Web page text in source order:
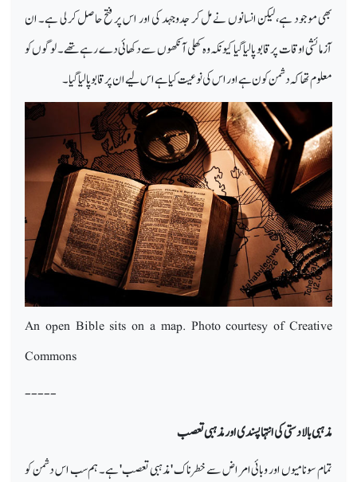
بھی موجود ہے، لیکن انسانوں نے مل کر جدوجہد کی اور اس پر فتح حاصل کر لی ہے۔ ان
آزمائشی اوقات پر قابو پا لیا گیا کیونکہ وہ کھلی آنکھوں سے دکھائی دے رہے تھے۔ لوگوں کو
معلوم تھا کہ دشمن کون ہے اور اس کی نوعیت کیا ہے اس لیے ان پر قابو پالیا گیا۔
An open Bible sits on a map. Photo courtesy of Creative
Commons
-----
مذہبی بالادستی کی انتہا پسندی اور مذہبی تعصب
تمام سونامیوں اور وبائی امراض سے خطرناک 'مذہبی تعصب' ہے۔ ہم سب اس دشمن کو